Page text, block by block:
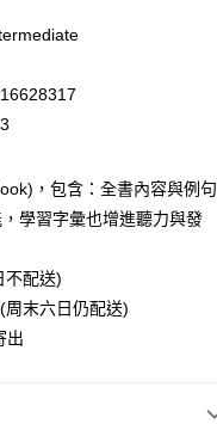
，包含：全書內容與例句
學習字彙也增進聽力與發
不配送)
末六日仍配送)
出